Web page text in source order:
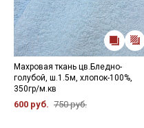
Махровая ткань цв.Бледно-
голубой, ш.1.5м, хлопок-100%,
350гр/м.кв
600 руб. 750 руб.